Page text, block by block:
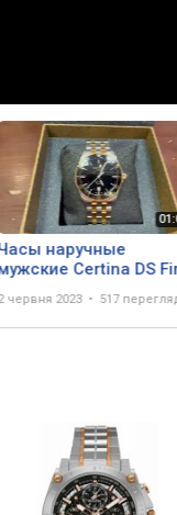
наручные
Certina DS
червня 2023 517